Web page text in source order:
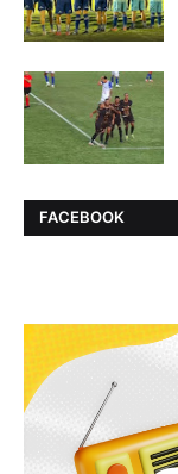
FACEBOOK